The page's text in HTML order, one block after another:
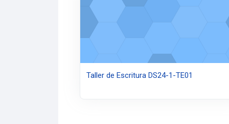
Taller de Escritura DS24-1-TE01